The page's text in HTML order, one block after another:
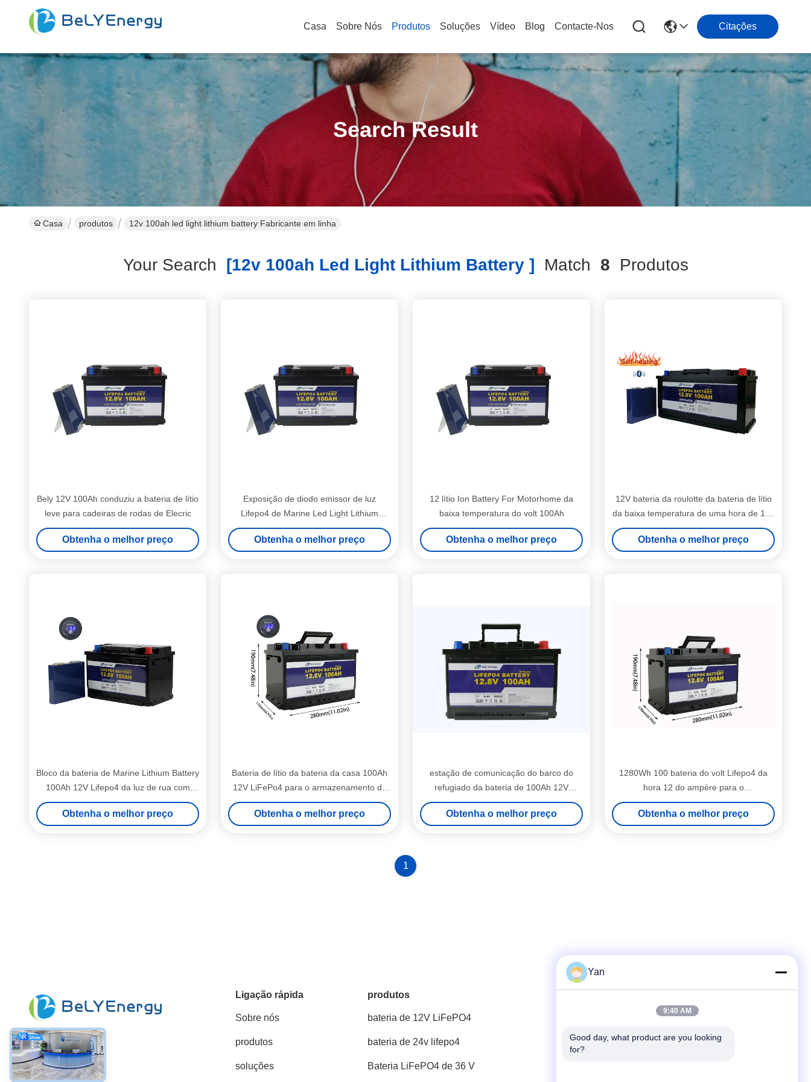
Casa Sobre Nós Produtos Soluções Vídeo Blog Contacte-Nos Citações
Search Result
Casa produtos 12v 100ah led light lithium battery Fabricante em linha
Your Search [12v 100ah Led Light Lithium Battery ] Match 8 Produtos
Bely 12V 100Ah conduziu a bateria de lítio
leve para cadeiras de rodas de Elecric
Obtenha o melhor preço
Exposição de diodo emissor de luz
Lifepo4 de Marine Led Light Lithium
Battery 12V 100Ah
Obtenha o melhor preço
12 lítio Ion Battery For Motorhome da
baixa temperatura do volt 100Ah
Obtenha o melhor preço
12V bateria da roulotte da bateria de lítio
da baixa temperatura de uma hora de 100
ampères
Obtenha o melhor preço
Bloco da bateria de Marine Lithium Battery
100Ah 12V Lifepo4 da luz de rua com
exposição
Obtenha o melhor preço
Bateria de lítio da bateria da casa 100Ah
12V LiFePo4 para o armazenamento de
energia solar
Obtenha o melhor preço
estação de comunicação do barco do
refugiado da bateria de 100Ah 12V
LiFePo4
Obtenha o melhor preço
1280Wh 100 bateria do volt Lifepo4 da
hora 12 do ampère para o
armazenamento das energias solares
Obtenha o melhor preço
1
Redes Sociais
Ligação rápida
Sobre nós
produtos
soluções
produtos
bateria de 12V LiFePO4
bateria de 24v lifepo4
Bateria LiFePO4 de 36 V
86-20-82038494
Yan
9:40 AM
Good day, what product are you looking
for?